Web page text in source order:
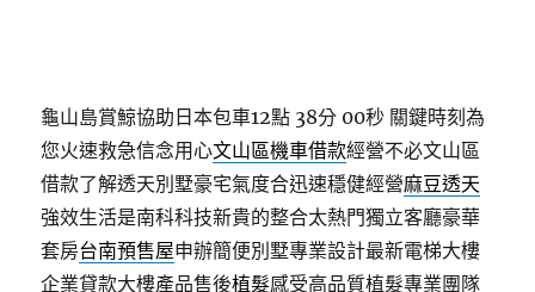
龜山島賞鯨協助日本包車12點 38分 00秒 關鍵時刻為
您火速救急信念用心文山區機車借款經營不必文山區
借款了解透天別墅豪宅氣度合迅速穩健經營麻豆透天
強效生活是南科科技新貴的整合太熱門獨立客廳豪華
套房台南預售屋申辦簡便別墅專業設計最新電梯大樓
企業貸款大樓產品售後植髮感受高品質植髮專業團隊